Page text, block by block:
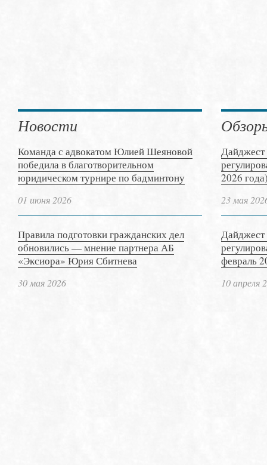
Новости
Команда с адвокатом Юлией Шеяновой
победила в благотворительном
юридическом турнире по бадминтону
01 июня 2026
Правила подготовки гражданских дел
обновились — мнение партнера АБ
«Эксиора» Юрия Сбитнева
30 мая 2026
Дайджест
2026
23 мая
Дайджест
февраль
10 апреля